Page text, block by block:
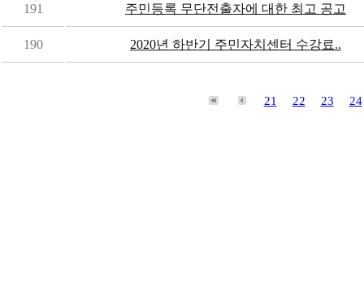
191 주민등록 무단전출자에 대한 최고 공고
190 2020년 하반기 주민자치센터 수강료..
21 22 23 24